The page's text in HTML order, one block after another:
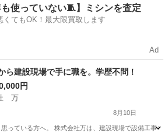
未経験
も使っていない🧵】ミシンを査定
くてもOK！最大限買取します
Ad
ら建設現場で手に職を。学歴不問！
円
万
8月10日
思っている方へ。 株式会社万は、建設現場で設備工事